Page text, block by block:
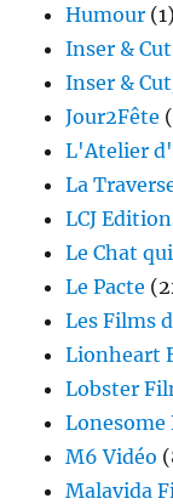
Humour (1)
Inser &
Inser &
Jour2Fête
L'Atelier
La
LCJ
Le Chat
Le Pacte
Les Films
Lionheart
Lobster
Lonesome
M6 Vidéo
Malavida